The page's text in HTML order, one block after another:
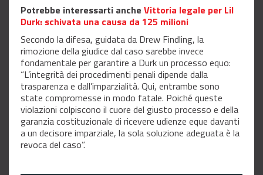
Potrebbe interessarti anche Vittoria legale per Lil
Durk: schivata una causa da 125 milioni
Secondo la difesa, guidata da Drew Findling, la
rimozione della giudice dal caso sarebbe invece
fondamentale per garantire a Durk un processo equo:
“L’integrità dei procedimenti penali dipende dalla
trasparenza e dall’imparzialità. Qui, entrambe sono
state compromesse in modo fatale. Poiché queste
violazioni colpiscono il cuore del giusto processo e della
garanzia costituzionale di ricevere udienze eque davanti
a un decisore imparziale, la sola soluzione adeguata è la
revoca del caso”.